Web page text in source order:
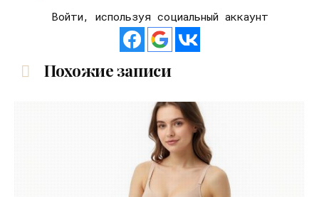
Войти, используя социальный аккаунт
Похожие записи